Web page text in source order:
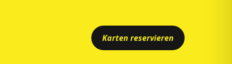
Karten reservieren